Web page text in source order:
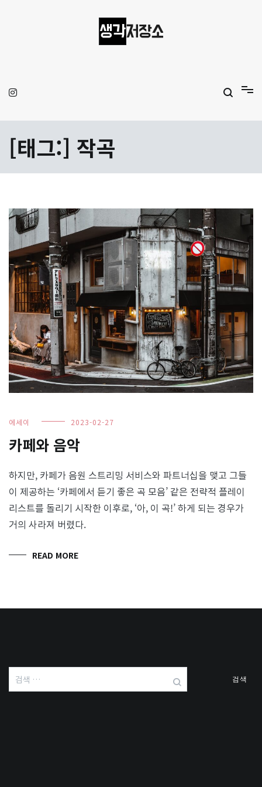
[태그:] 작곡
에세이 2023-02-27
카페와 음악
하지만, 카페가 음원 스트리밍 서비스와 파트너십을 맺고 그들
이 제공하는 ‘카페에서 듣기 좋은 곡 모음’ 같은 전략적 플레이
리스트를 돌리기 시작한 이후로, ‘아, 이 곡!’ 하게 되는 경우가
거의 사라져 버렸다.
READ MORE
검
색: